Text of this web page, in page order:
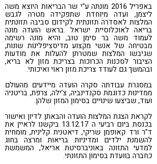
באפריל 2016 מונתה ע"י שר הבריאות היוצא משה
ליצמן, ועדה מיוחדת שתפקידה מטרה לגבש
המלצות לאסדרה תזונתית לקידום סביבה תזונתית
בריאה לאוכלוסיית ישראל .בראש הועדה מונה
לעמוד משה בר סימן טוב, והיא מונה רשימה
מבטיחה של אנשי מקצוע מדיסציפלינות שונות,
שגיבשו המלצות שמטרתן להעלות את מודעות
הציבור לסכנות הכרוכות בצריכת מזון לא בריא,
ובהמשך גם לעודד צריכת מזון ראוי ואיכותי.
במסגרת עבודתה סקרה הועדה מיידעים מהעולם
ממדינות כדוגמת סקנדינביה, צ'ילה, צרפת, בריטניה
ועוד, שביצעו שינויים בסימון המזון שלהן.
לקראת הצגת המלצות הועדה והבאתן לדיון ואישור
בכנסת ביום רביעי ה 13.12.17 ביקשנו לראיין את
ד"ר ורד קאופמן שריקי, דיאטנית קלינית, מומחית
להשמנת ילדים ומדיניות בריאות ומרצה בחוג
למדעי התזונה באוניברסיטת אריאל, המשמשת
כחברה בוועדת בסימון התזונתי.